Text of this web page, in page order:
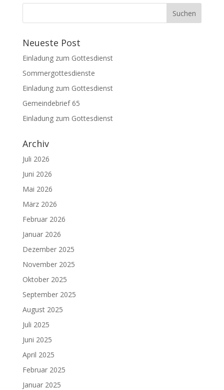
Neueste Post
Einladung zum Gottesdienst
Sommergottesdienste
Einladung zum Gottesdienst
Gemeindebrief 65
Einladung zum Gottesdienst
Archiv
Juli 2026
Juni 2026
Mai 2026
März 2026
Februar 2026
Januar 2026
Dezember 2025
November 2025
Oktober 2025
September 2025
August 2025
Juli 2025
Juni 2025
April 2025
Februar 2025
Januar 2025